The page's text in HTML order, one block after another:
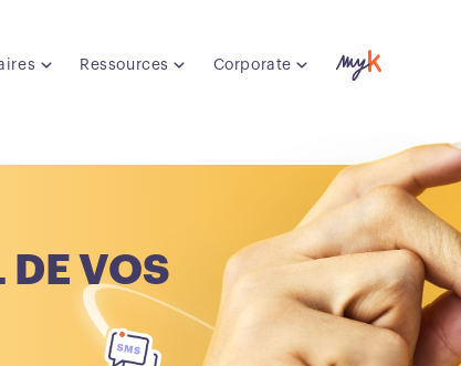
Ressources Corporate
DE VOS